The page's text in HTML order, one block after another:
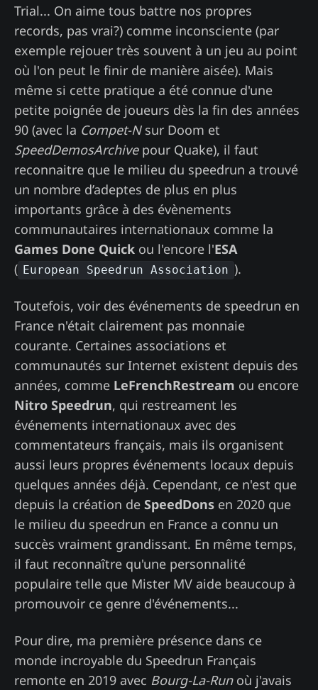
Trial... On aime tous battre nos propres
records, pas vrai?) comme inconsciente (par
exemple rejouer très souvent à un jeu au point
où l'on peut le finir de manière aisée). Mais
même si cette pratique a été connue d'une
petite poignée de joueurs dès la fin des années
90 (avec la Compet-Nsur Doom et
SpeedDemosArchivepour Quake), il faut
reconnaitre que le milieu du speedrun a trouvé
un nombre d’adeptes de plus en plus
importants grâce à des évènements
communautaires internationaux comme la
Games Done Quick ou l'encore l'ESA
( European Speedrun Association ).
Toutefois, voir des événements de speedrun en
France n'était clairement pas monnaie
courante. Certaines associations et
communautés sur Internet existent depuis des
années, comme LeFrenchRestream ou encore
Nitro Speedrun, qui restreament les
événements internationaux avec des
commentateurs français, mais ils organisent
aussi leurs propres événements locaux depuis
quelques années déjà. Cependant, ce n'est que
depuis la création de SpeedDons en 2020 que
le milieu du speedrun en France a connu un
succès vraiment grandissant. En même temps,
il faut reconnaître qu'une personnalité
populaire telle que Mister MV aide beaucoup à
promouvoir ce genre d'événements...
Pour dire, ma première présence dans ce
monde incroyable du Speedrun Français
remonte en 2019 avec Bourg-La-Runoù j'avais